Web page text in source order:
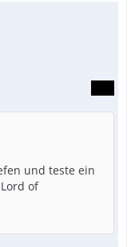
und teste ein
of